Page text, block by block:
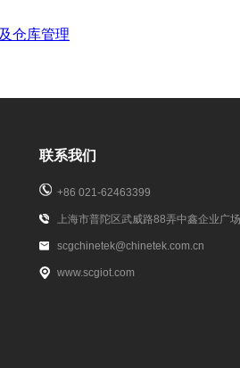
仓库管理
联系我们
+86 021-62463399
上海市普陀区武威路88弄中鑫企业广
scgchinetek@chinetek.com.cn
www.scgiot.com